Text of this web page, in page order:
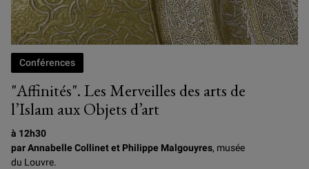
"Affinités". Les Merveilles des arts de
l’Islam aux Objets d’art
Conférences
à 12h30
par Annabelle Collinet et Philippe Malgouyres, musée
du Louvre.